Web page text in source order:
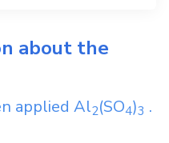
about the
applied Al2(SO4)3 .